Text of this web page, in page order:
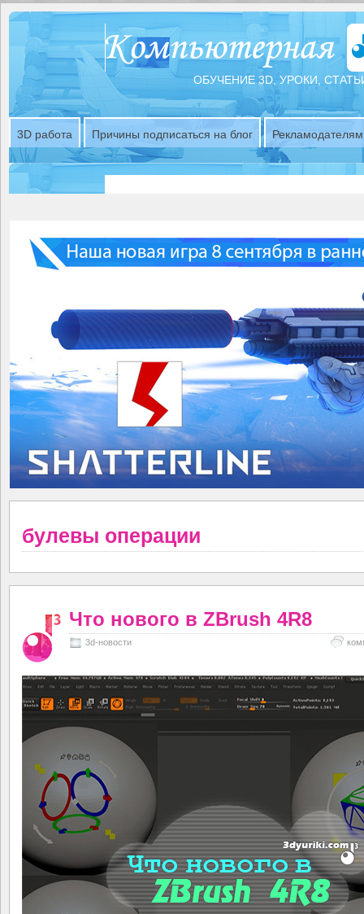
ОБУЧЕНИЕ 3D, УРОКИ,
3D работа Причины подписаться на блог Рекламодателям
булевы операции
Что нового в ZBrush 4R8
3d-новости